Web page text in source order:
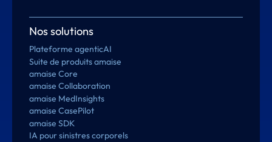
Nos solutions
Plateforme agenticAI
Suite de produits amaise
amaise Core
amaise Collaboration
amaise MedInsights
amaise CasePilot
amaise SDK
IA pour sinistres corporels